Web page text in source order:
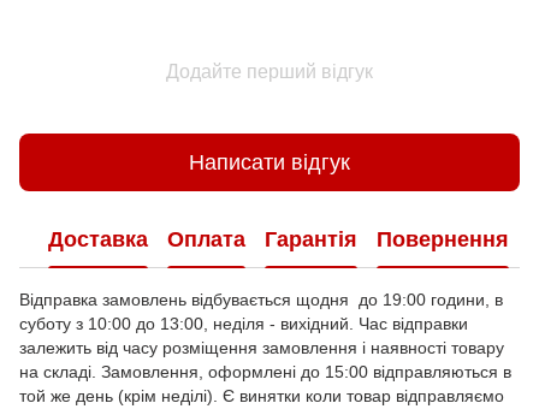
Додайте перший відгук
Написати відгук
Доставка Оплата Гарантія Повернення
Відправка замовлень відбувається щодня до 19:00 години, в
суботу з 10:00 до 13:00, неділя - вихідний. Час відправки
залежить від часу розміщення замовлення і наявності товару
на складі. Замовлення, оформлені до 15:00 відправляються в
той же день (крім неділі). Є винятки коли товар відправляємо